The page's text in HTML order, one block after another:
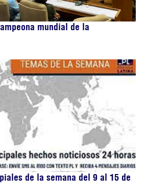
mundial de la
de la semana del 9 al 15 de